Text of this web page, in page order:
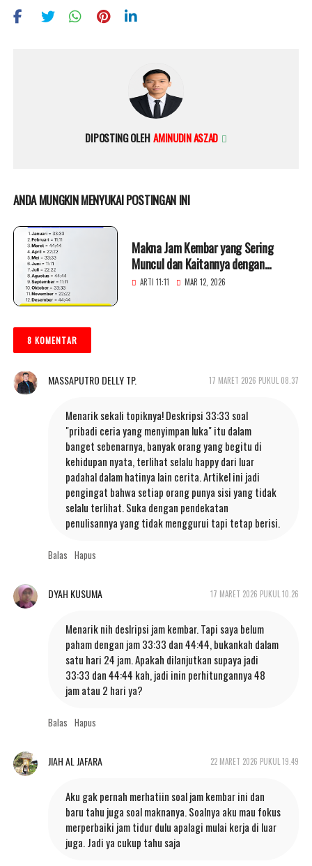
DIPOSTING OLEH AMINUDIN ASZAD
ANDA MUNGKIN MENYUKAI POSTINGAN INI
Makna Jam Kembar yang Sering
Muncul dan Kaitannya dengan
Kepribadian
ARTI 11:11 MAR 12, 2026
8 KOMENTAR
MASSAPUTRO DELLY TP. 17 MARET 2026 PUKUL 08.37
Menarik sekali topiknya! Deskripsi 33:33 soal
"pribadi ceria yang menyimpan luka" itu dalam
banget sebenarnya, banyak orang yang begitu di
kehidupan nyata, terlihat selalu happy dari luar
padahal dalam hatinya lain cerita. Artikel ini jadi
pengingat bahwa setiap orang punya sisi yang tidak
selalu terlihat. Suka dengan pendekatan
penulisannya yang tidak menggurui tapi tetap berisi.
Balas Hapus
DYAH KUSUMA 17 MARET 2026 PUKUL 10.26
Menarik nih deslripsi jam kembar. Tapi saya belum
paham dengan jam 33:33 dan 44:44, bukankah dalam
satu hari 24 jam. Apakah dilanjutkan supaya jadi
33:33 dan 44:44 kah, jadi inin perhitungannya 48
jam atau 2 hari ya?
Balas Hapus
JIAH AL JAFARA 22 MARET 2026 PUKUL 19.49
Aku gak pernah merhatiin soal jam kembar ini dan
baru tahu juga soal maknanya. Soalnya aku mau fokus
merperbaiki jam tidur dulu apalagi mulai kerja di luar
juga. Jadi ya cukup tahu saja